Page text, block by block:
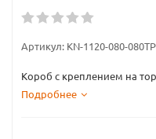
Артикул: KN-1120-080-080TP
Короб с креплением на
Подробнее